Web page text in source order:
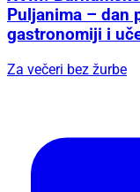
Puljanima – dan
gastronomiji i
Za večeri bez žurbe